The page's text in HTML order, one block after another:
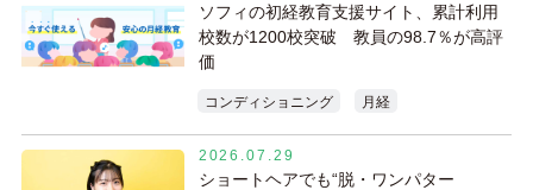
ソフィの初経教育支援サイト、累計利用
校数が1200校突破 教員の98.7％が高評
価
コンディショニング 月経
2026.07.29
ショートヘアでも“脱・ワンパター